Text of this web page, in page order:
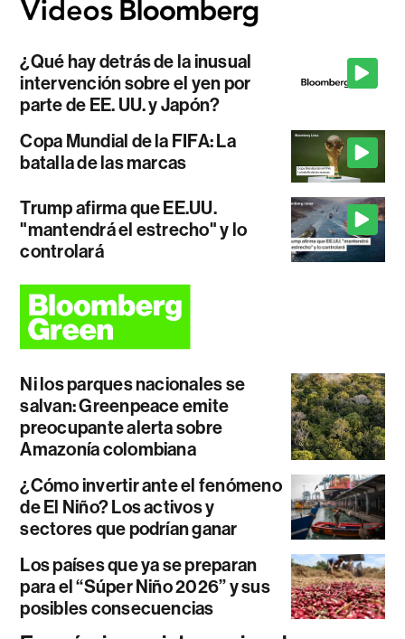
¿Qué hay detrás de la inusual
intervención sobre el yen por
parte de EE. UU. y Japón?
Copa Mundial de la FIFA: La
batalla de las marcas
Trump afirma que EE.UU.
"mantendrá el estrecho" y lo
controlará
Ni los parques nacionales se
salvan: Greenpeace emite
preocupante alerta sobre
Amazonía colombiana
¿Cómo invertir ante el fenómeno
de El Niño? Los activos y
sectores que podrían ganar
Los países que ya se preparan
para el “Súper Niño 2026” y sus
posibles consecuencias